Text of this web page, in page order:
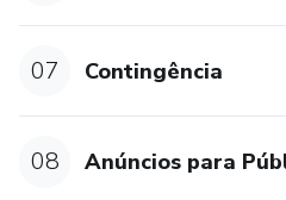
07 Contingência
08 Anúncios para